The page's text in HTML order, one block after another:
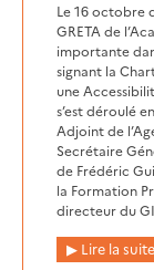
Le 16 octobre
GRETA de
importante
signant la
une
s’est déroulé
Adjoint de
Secrétaire
de Frédéric
la Formation
directeur du
Lire la suite